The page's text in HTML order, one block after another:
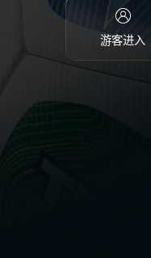
游客进入